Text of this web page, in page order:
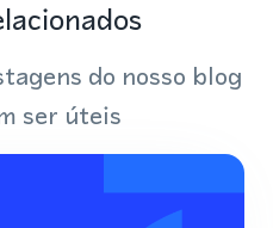
do nosso blog
ser úteis